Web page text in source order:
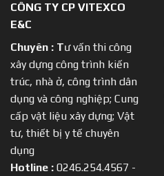
CÔNG TY CP VITEXCO
E&C
Chuyên : Tư vấn thi công
xây dựng công trình kiến
trúc, nhà ở, công trình dân
dụng và công nghiệp; Cung
cấp vật liệu xây dựng; Vật
tư, thiết bị y tế chuyên
dụng
Hotline : 0246.254.4567 -